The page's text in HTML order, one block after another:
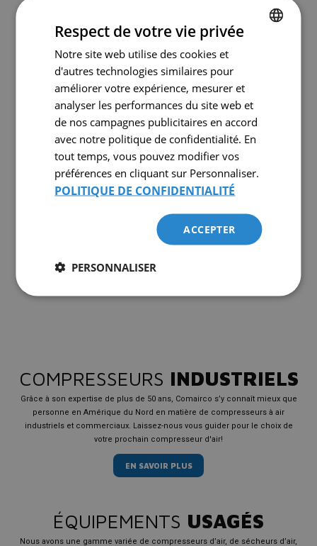
À propos d’Équipement Comairco
Comairco s’est imposée très rapidement comme étant la solution à
tous les besoins d’air comprimé dans les centres industriels et
répartis dans 8 provinces du Canada ainsi que dans 4 états américains.
opère aujourd’hui avec près de 300 employés.
COMPRESSEURS INDUSTRIELS
Grâce à son expertise de plus de 50 ans, Comairco s’y connaît mieux que
personne en Amérique du Nord en matière de compresseurs à air
industriels et commerciaux. Laissez-nous vous guider pour le choix de
votre prochain compresseur d'air!
EN SAVOIR PLUS
ÉQUIPEMENTS USAGÉS
Nous avons une gamme variée de compresseurs d’air, de sécheurs d’air,
Respect de votre vie privée
Notre site web utilise des cookies et
d'autres technologies similaires pour
améliorer votre expérience, mesurer et
analyser les performances du site web et
de nos campagnes publicitaires en accord
avec notre politique de confidentialité. En
tout temps, vous pouvez modifier vos
préférences en cliquant sur Personnaliser.
POLITIQUE DE CONFIDENTIALITÉ
ACCEPTER
PERSONNALISER